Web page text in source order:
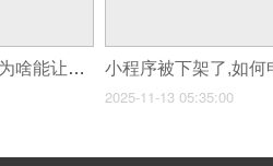
小程序“双线程模型”为啥能让它这么流畅?
2025-11-13 05:35:00